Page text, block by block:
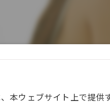
本ウェブサイト上で提